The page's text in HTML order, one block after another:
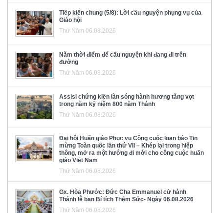
Tiếp kiến chung (5/8): Lời cầu nguyện phụng vụ của
Giáo hội
Thứ Năm 06.08.2026
Năm thời điểm để cầu nguyện khi đang đi trên
đường
Thứ Năm 06.08.2026
Assisi chứng kiến làn sóng hành hương tăng vọt
trong năm kỷ niệm 800 năm Thánh
Thứ Năm 06.08.2026
Đại hội Huấn giáo Phục vụ Công cuộc loan báo Tin
mừng Toàn quốc lần thứ VII – Khép lại trong hiệp
thông, mở ra một hướng đi mới cho công cuộc huấn
giáo Việt Nam
Thứ Năm 06.08.2026
Gx. Hòa Phước: Đức Cha Emmanuel cử hành
Thánh lễ ban Bí tích Thêm Sức- Ngày 06.08.2026
Thứ Năm 06.08.2026